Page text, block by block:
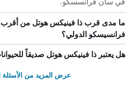
ما مدى قرب ذا فينيكس هوتل من
فرانسيسكو الدولي؟
هل يعتبر ذا فينيكس هوتل صديقاً
عرض المزيد من الأسئلة